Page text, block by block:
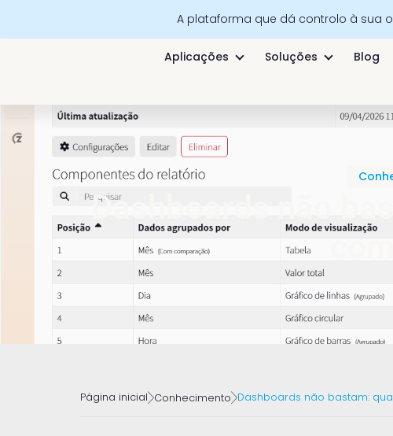
A plataforma que dá controlo à sua
Aplicações Soluções Blog
Dashboards não
Página inicial Conhecimento Dashboards não bastam: